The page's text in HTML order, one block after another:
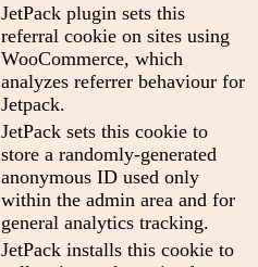
JetPack plugin sets this
referral cookie on sites using
WooCommerce, which
analyzes referrer behaviour for
Jetpack.
JetPack sets this cookie to
store a randomly-generated
anonymous ID used only
within the admin area and for
general analytics tracking.
JetPack installs this cookie to